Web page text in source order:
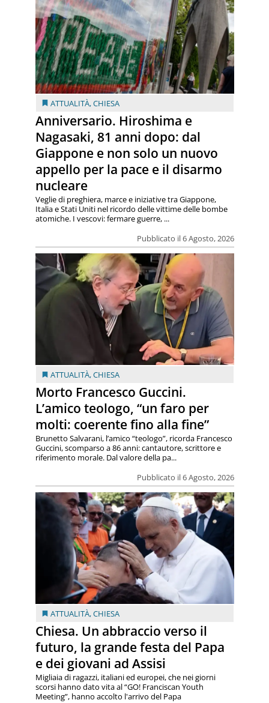
ATTUALITÀ,CHIESA
Anniversario. Hiroshima e
Nagasaki, 81 anni dopo: dal
Giappone e non solo un nuovo
appello per la pace e il disarmo
nucleare
Pubblicato il 6 Agosto, 2026
Veglie di preghiera, marce e iniziative tra Giappone,
Italia e Stati Uniti nel ricordo delle vittime delle bombe
atomiche. I vescovi: fermare guerre, ...
ATTUALITÀ,CHIESA
Morto Francesco Guccini.
L’amico teologo, “un faro per
molti: coerente fino alla fine”
Pubblicato il 6 Agosto, 2026
Brunetto Salvarani, l’amico “teologo”, ricorda Francesco
Guccini, scomparso a 86 anni: cantautore, scrittore e
riferimento morale. Dal valore della pa...
ATTUALITÀ,CHIESA
Chiesa. Un abbraccio verso il
futuro, la grande festa del Papa
e dei giovani ad Assisi
Migliaia di ragazzi, italiani ed europei, che nei giorni
scorsi hanno dato vita al “GO! Franciscan Youth
Meeting”, hanno accolto l'arrivo del Papa